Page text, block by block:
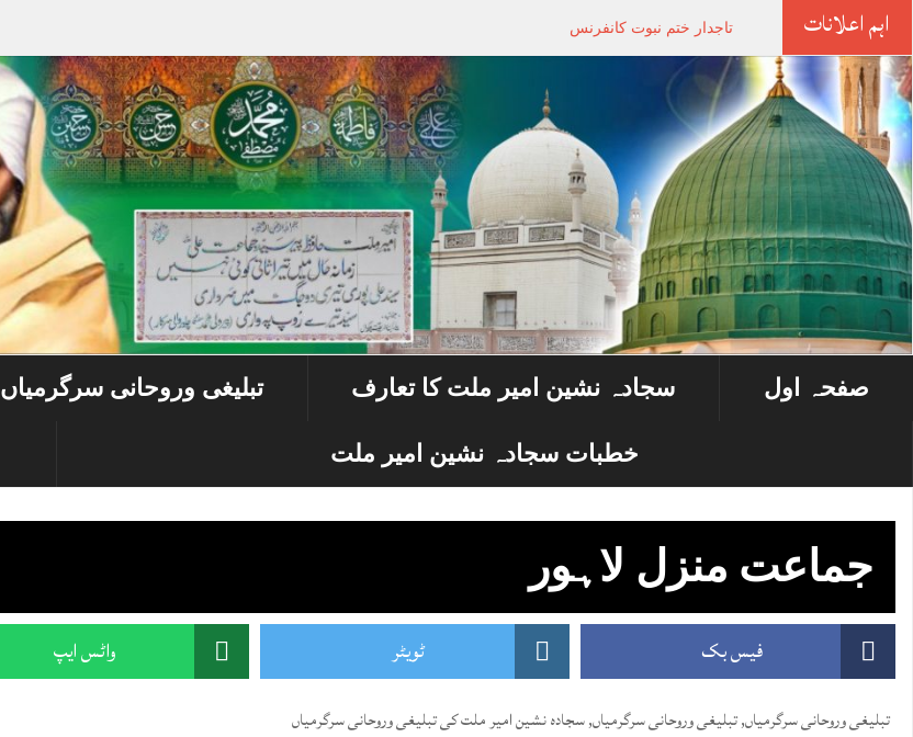
اہم اعلانات تاجدار ختم نبوت کانفرنس
صفحہ اول سجادہ نشین امیر ملت کا تعارف تبلیغی وروحانی سرگرمیاں
خطبات سجادہ نشین امیر ملت
جماعت منزل لاہور
فیس بک ٹویٹر واٹس ایپ
تبلیغی وروحانی سرگرمیاں,تبلیغی وروحانی سرگرمیاں,سجادہ نشین امیر ملت کی تبلیغی وروحانی سرگرمیاں